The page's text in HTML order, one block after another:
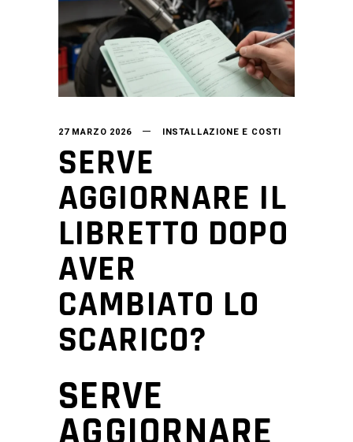
27 MARZO 2026 INSTALLAZIONE E COSTI
SERVE
AGGIORNARE IL
LIBRETTO DOPO
AVER
CAMBIATO LO
SCARICO?
SERVE